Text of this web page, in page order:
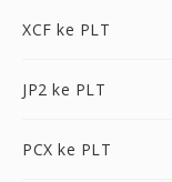
XCF ke PLT
JP2 ke PLT
PCX ke PLT